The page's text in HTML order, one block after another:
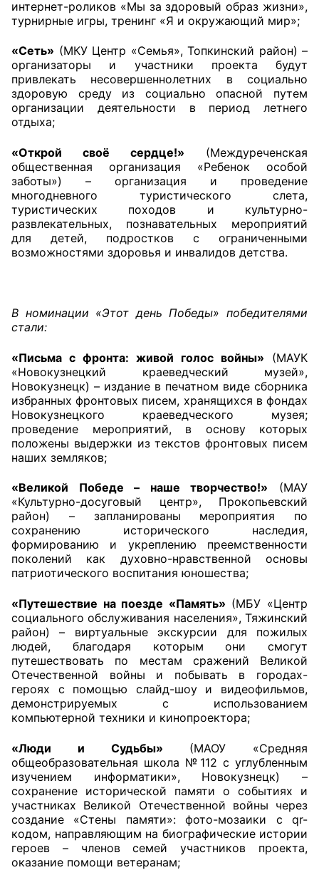
интернет-роликов «Мы за здоровый образ жизни»,
турнирные игры, тренинг «Я и окружающий мир»;
«Сеть» (МКУ Центр «Семья», Топкинский район) –
организаторы и участники проекта будут
привлекать несовершеннолетних в социально
здоровую среду из социально опасной путем
организации деятельности в период летнего
отдыха;
«Открой своё сердце!» (Междуреченская
общественная организация «Ребенок особой
заботы») – организация и проведение
многодневного туристического слета,
туристических походов и культурно-
развлекательных, познавательных мероприятий
для детей, подростков с ограниченными
возможностями здоровья и инвалидов детства.
В номинации «Этот день Победы» победителями
стали:
«Письма с фронта: живой голос войны» (МАУК
«Новокузнецкий краеведческий музей»,
Новокузнецк) – издание в печатном виде сборника
избранных фронтовых писем, хранящихся в фондах
Новокузнецкого краеведческого музея;
проведение мероприятий, в основу которых
положены выдержки из текстов фронтовых писем
наших земляков;
«Великой Победе – наше творчество!» (МАУ
«Культурно-досуговый центр», Прокопьевский
район) – запланированы мероприятия по
сохранению исторического наследия,
формированию и укреплению преемственности
поколений как духовно-нравственной основы
патриотического воспитания юношества;
«Путешествие на поезде «Память» (МБУ «Центр
социального обслуживания населения», Тяжинский
район) – виртуальные экскурсии для пожилых
людей, благодаря которым они смогут
путешествовать по местам сражений Великой
Отечественной войны и побывать в городах-
героях с помощью слайд-шоу и видеофильмов,
демонстрируемых с использованием
компьютерной техники и кинопроектора;
«Люди и Судьбы» (МАОУ «Средняя
общеобразовательная школа №112 с углубленным
изучением информатики», Новокузнецк) –
сохранение исторической памяти о событиях и
участниках Великой Отечественной войны через
создание «Стены памяти»: фото-мозаики с qr-
кодом, направляющим на биографические истории
героев – членов семей участников проекта,
оказание помощи ветеранам;